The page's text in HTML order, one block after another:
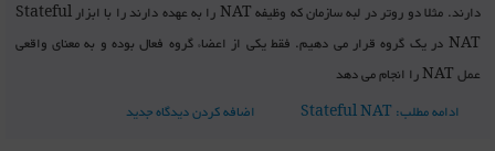
دارند. مثلا دو روتر در لبه سازمان که وظیفه NAT را به عهده دارند را با ابزار Stateful
NAT در یک گروه قرار می دهیم. فقط یکی از اعضاء گروه فعال بوده و به معنای واقعی
عمل NAT را انجام می دهد
ادامه مطلب: Stateful NAT
اضافه کردن دیدگاه جدید